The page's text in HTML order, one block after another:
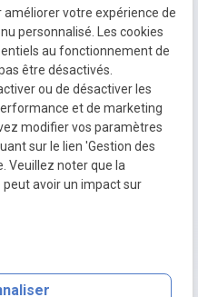
Gestion
des
cookies
Plan du
site
améliorer votre expérience de
personnalisé. Les cookies
au fonctionnement de
être désactivés.
ou de désactiver les
et de marketing
modifier vos paramètres
sur le lien 'Gestion des
Veuillez noter que la
avoir un impact sur